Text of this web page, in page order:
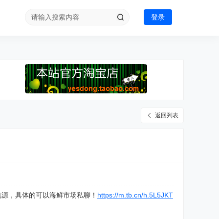
登录
返回列表
，具体的可以海鲜市场私聊！ https://m.tb.cn/h.5L5JKT